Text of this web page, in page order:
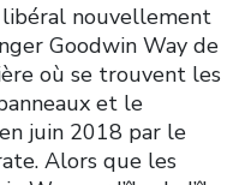
nouvellement
Goodwin Way de
où se trouvent les
et le
en juin 2018 par le
Alors que les